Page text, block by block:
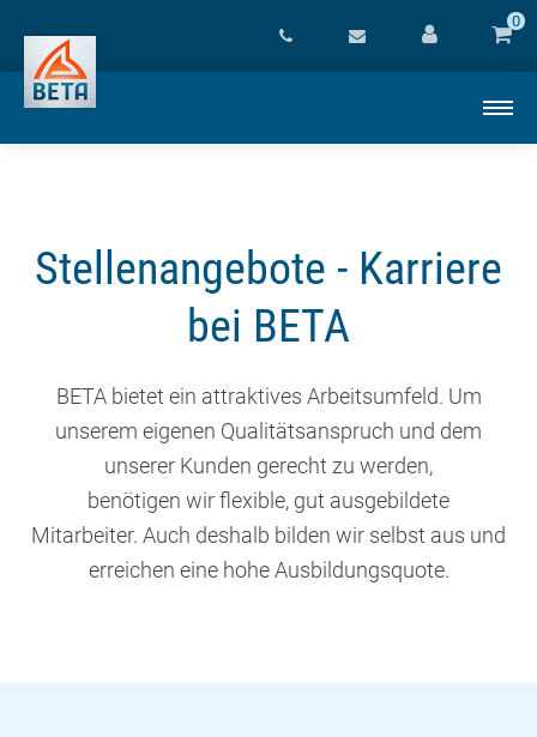
0
Stellenangebote - Karriere
bei BETA
BETA bietet ein attraktives Arbeitsumfeld. Um
unserem eigenen Qualitätsanspruch und dem
unserer Kunden gerecht zu werden,
benötigen wir flexible, gut ausgebildete
Mitarbeiter. Auch deshalb bilden wir selbst aus und
erreichen eine hohe Ausbildungsquote.